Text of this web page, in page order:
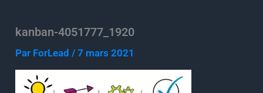
kanban-4051777_1920
Par ForLead/7 mars 2021